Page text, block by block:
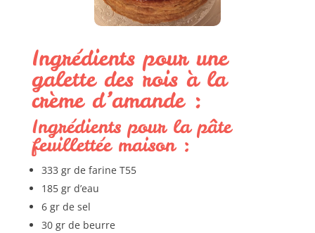
Ingrédients pour une
galette des rois à la
crème d’amande :
Ingrédients pour la pâte
feuillettée maison :
333 gr de farine T55
185 gr d’eau
6 gr de sel
30 gr de beurre